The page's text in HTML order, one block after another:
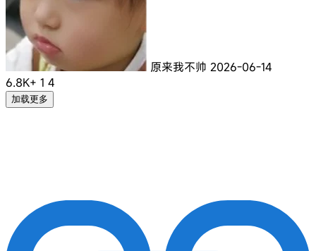
原来我不帅 2026-06-14
6.8K+ 1 4
加载更多